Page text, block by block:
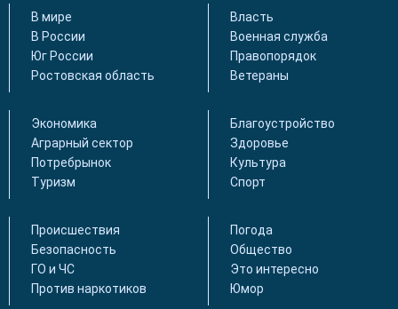
В мире
В России
Юг России
Ростовская область
Власть
Военная служба
Правопорядок
Ветераны
Экономика
Аграрный сектор
Потребрынок
Туризм
Благоустройство
Здоровье
Культура
Спорт
Происшествия
Безопасность
ГО и ЧС
Против наркотиков
Погода
Общество
Это интересно
Юмор